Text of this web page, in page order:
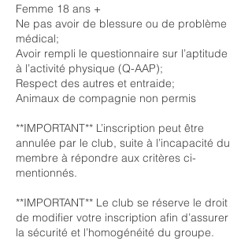
Femme 18 ans +
Ne pas avoir de blessure ou de problème
médical;
Avoir rempli le questionnaire sur l’aptitude
à l’activité physique (Q-AAP);
Respect des autres et entraide;
Animaux de compagnie non permis
**IMPORTANT** L’inscription peut être
annulée par le club, suite à l’incapacité du
membre à répondre aux critères ci-
mentionnés.
**IMPORTANT** Le club se réserve le droit
de modifier votre inscription afin d’assurer
la sécurité et l’homogénéité du groupe.